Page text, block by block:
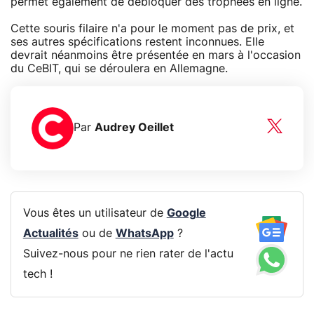
Cette souris filaire n'a pour le moment pas de prix, et
ses autres spécifications restent inconnues. Elle
devrait néanmoins être présentée en mars à l'occasion
du CeBIT, qui se déroulera en Allemagne.
Par Audrey Oeillet
Vous êtes un utilisateur de Google
Actualitésou de WhatsApp?
Suivez-nous pour ne rien rater de l'actu
tech !